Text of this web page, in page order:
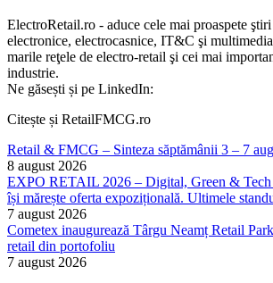
ElectroRetail.ro - aduce cele mai proaspete
electronice, electrocasnice, IT&C şi
marile reţele de electro-retail şi cei mai
industrie.
Ne găsești și pe LinkedIn:
Citește și RetailFMCG.ro
Retail & FMCG – Sinteza săptămânii 3 – 7
8 august 2026
EXPO RETAIL 2026 – Digital, Green & Tech
își mărește oferta expozițională. Ultimele
7 august 2026
Cometex inaugurează Târgu Neamț Retail
retail din portofoliu
7 august 2026